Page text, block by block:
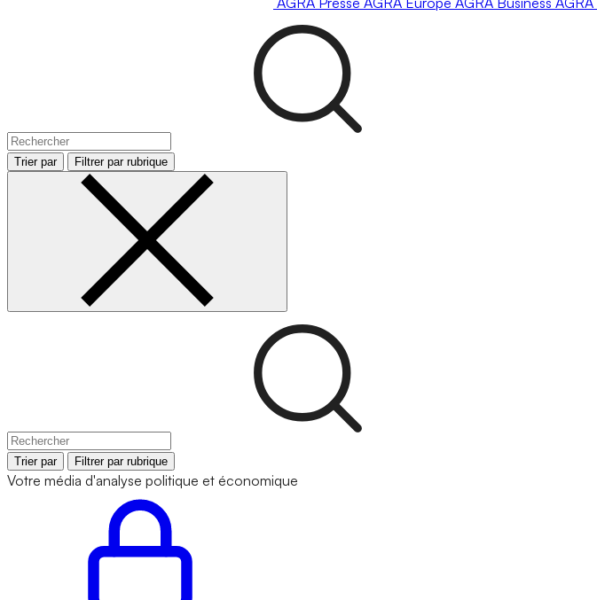
Trier par Filtrer par rubrique
Trier par Filtrer par rubrique
Votre média d'analyse politique et économique